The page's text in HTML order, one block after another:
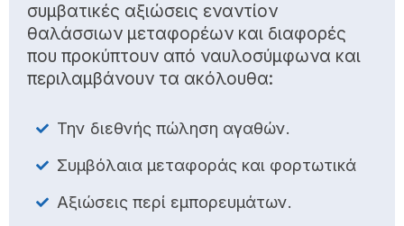
συμβατικές αξιώσεις εναντίον
θαλάσσιων μεταφορέων και διαφορές
που προκύπτουν από ναυλοσύμφωνα και
περιλαμβάνουν τα ακόλουθα:
Την διεθνής πώληση αγαθών.
Συμβόλαια μεταφοράς και φορτωτικά
Αξιώσεις περί εμπορευμάτων.